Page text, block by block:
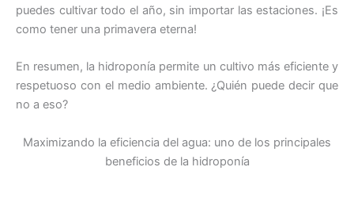
puedes cultivar todo el año, sin importar las estaciones. ¡Es
como tener una primavera eterna!
En resumen, la hidroponía permite un cultivo más eficiente y
respetuoso con el medio ambiente. ¿Quién puede decir que
no a eso?
Maximizando la eficiencia del agua: uno de los principales
beneficios de la hidroponía